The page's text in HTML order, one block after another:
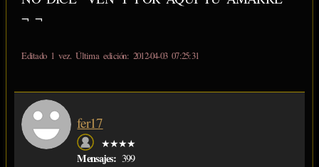
¬ ¬
Editado 1 vez. Última edición: 2012-04-03 07:25:31
fer17
★★★★
Mensajes: 399